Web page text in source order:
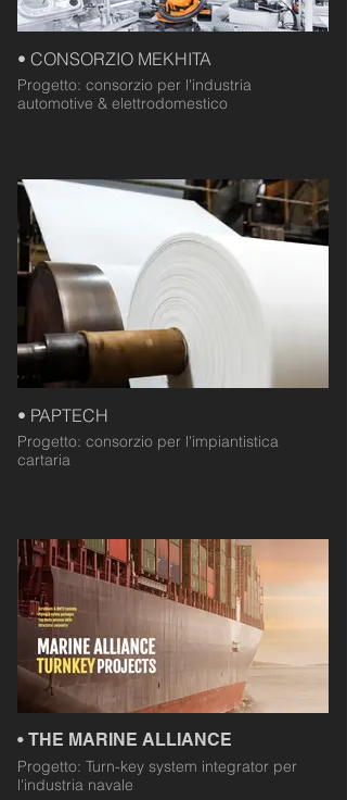
• CONSORZIO MEKHITA
Progetto: consorzio per l'industria
automotive & elettrodomestico
• PAPTECH
Progetto: consorzio per l'impiantistica
cartaria
• THE MARINE ALLIANCE
Progetto: Turn-key system integrator per
l'industria navale